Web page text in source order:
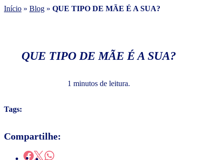
Início » Blog » QUE TIPO DE MÃE É A SUA?
QUE TIPO DE MÃE É A SUA?
1 minutos de leitura.
Tags:
Compartilhe: